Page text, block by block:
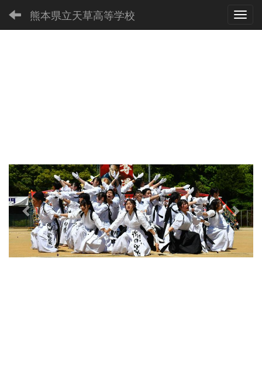
熊本県立天草高等学校